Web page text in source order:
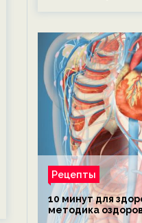
Рецепты
10 минут для
методика